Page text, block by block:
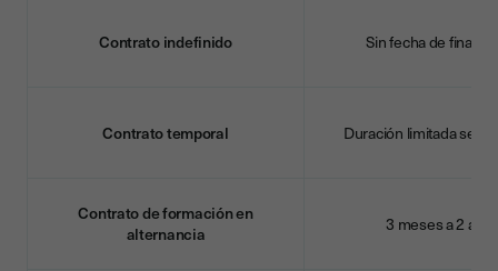
Contrato indefinido Sin fecha de
Contrato temporal Duración limitada
Contrato de formación en
alternancia
3 meses a 2